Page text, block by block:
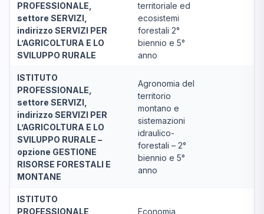
PROFESSIONALE,
settore SERVIZI,
indirizzo SERVIZI PER
L’AGRICOLTURA E LO
SVILUPPO RURALE
territoriale ed
ecosistemi
forestali 2°
biennio e 5°
anno
ISTITUTO
PROFESSIONALE,
settore SERVIZI,
indirizzo SERVIZI PER
L’AGRICOLTURA E LO
SVILUPPO RURALE –
opzione GESTIONE
RISORSE FORESTALI E
MONTANE
Agronomia del
territorio
montano e
sistemazioni
idraulico-
forestali – 2°
biennio e 5°
anno
ISTITUTO
PROFESSIONALE,
Economia